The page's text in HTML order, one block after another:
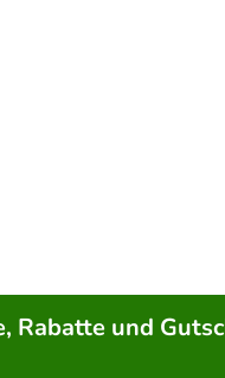
Rabatte und